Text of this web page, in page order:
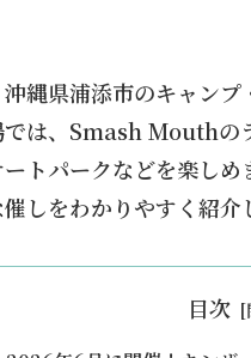
縄県浦添市のキャン
は、Smash Mouthの
トパークなどを楽し
しをわかりやすく紹介
目次